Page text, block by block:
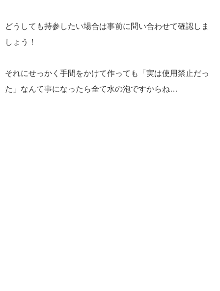
どうしても持参したい場合は事前に問い合わせて確認しま
しょう！
それにせっかく手間をかけて作っても「実は使用禁止だっ
た」なんて事になったら全て水の泡ですからね…